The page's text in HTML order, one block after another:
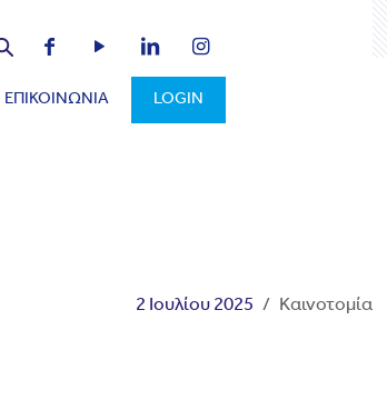
ΕΠΙΚΟΙΝΩΝΙΑ LOGIN
2 Ιουλίου 2025 / Καινοτομία